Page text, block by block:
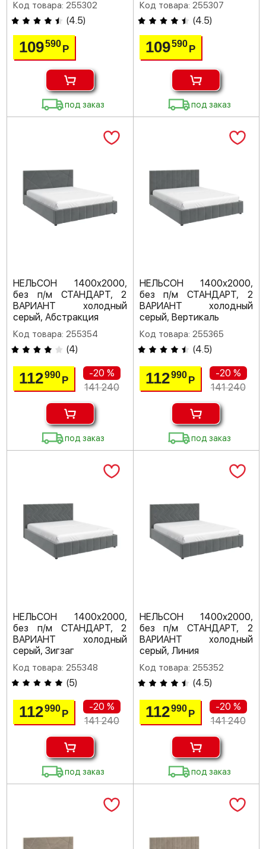
Код товара: 255302
(4.5)
109590Р
под заказ
Код товара: 255307
(4.5)
109590 Р
под заказ
НЕЛЬСОН 1400х2000,
без п/м СТАНДАРТ, 2
ВАРИАНТ холодный
серый, Абстракция
Код товара: 255354
(4)
112990Р
-20 %
141 240
под заказ
НЕЛЬСОН 1400х2000,
без п/м СТАНДАРТ, 2
ВАРИАНТ холодный
серый, Вертикаль
Код товара: 255365
(4.5)
112990 Р
-20 %
141 240
под заказ
НЕЛЬСОН 1400х2000,
без п/м СТАНДАРТ, 2
ВАРИАНТ холодный
серый, Зигзаг
Код товара: 255348
(5)
112990Р
-20 %
141 240
под заказ
НЕЛЬСОН 1400х2000,
без п/м СТАНДАРТ, 2
ВАРИАНТ холодный
серый, Линия
Код товара: 255352
(4.5)
112990 Р
-20 %
141 240
под заказ